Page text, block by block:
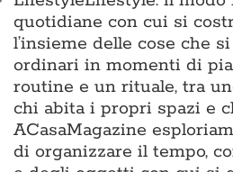
quotidiane con cui si
l’insieme delle cose che
ordinari in momenti di
routine e un rituale, tra
chi abita i propri spazi e
ACasaMagazine
di organizzare il tempo,